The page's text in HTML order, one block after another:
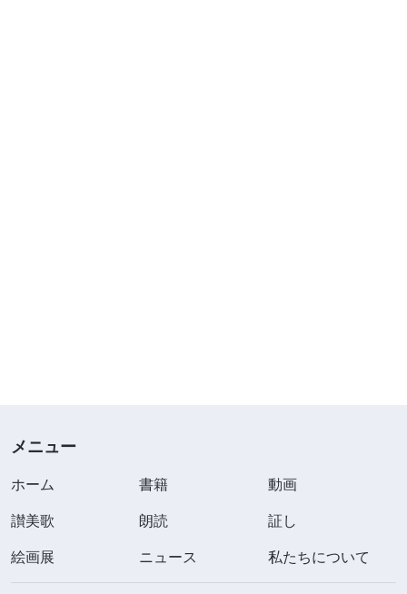
メニュー
ホーム 書籍
動画
讃美歌
朗読
証し
絵画展
ニュース 私たちについて